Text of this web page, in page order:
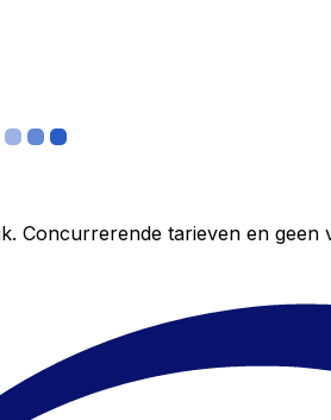
Concurrerende tarieven en